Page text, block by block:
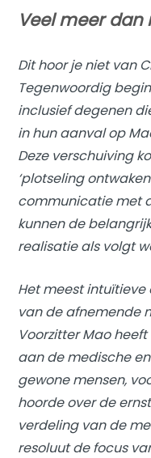
Veel meer dan
Dit hoor je niet van
Tegenwoordig
inclusief degenen
in hun aanval op
Deze verschuiving
‘plotseling
communicatie met
kunnen de
realisatie als volgt
Het meest
van de afnemende
Voorzitter Mao
aan de medische
gewone mensen,
hoorde over de
verdeling van de
resoluut de focus